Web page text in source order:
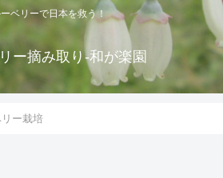
ベリーで日本を救う！
ー摘み取り-和が楽園
ー栽培